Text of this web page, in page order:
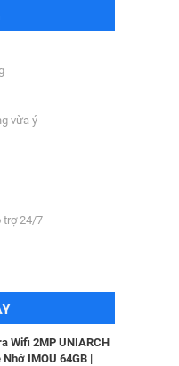
vừa ý
trợ 24/7
Online SANTAK
IMOU 64GB |
Lắp Đặt
2MP UNIARCH UHO-
IP Wifi UNIARCH
Thẻ Nhớ IMOU
Nhà & Cửa Hàng
Wifi 2MP UNIARCH
Nhớ IMOU 64GB |
4.0 Megapixel
2CD2346G2-ISU/SL​
DS-
4MP Hikvision DS-